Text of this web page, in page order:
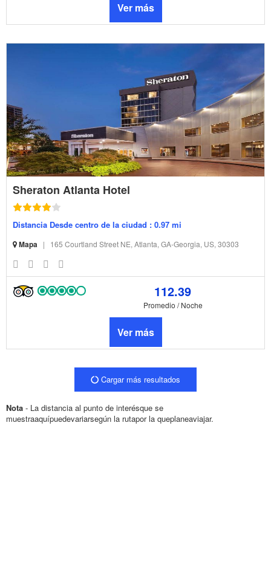
Ver más
Sheraton Atlanta Hotel
Distancia Desde centro de la ciudad : 0.97 mi
Mapa | 165 Courtland Street NE, Atlanta, GA-Georgia, US, 30303
112.39
Promedio / Noche
Ver más
Cargar más resultados
Nota - La distancia al punto de interésque se
muestraaquípuedevariarsegún la rutapor la queplaneaviajar.